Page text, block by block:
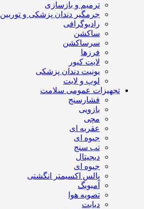
ترمیم و بازسازی
جرمگیر دندان پزشکی و توربین
رادیوگرافی
ساکشن
سرساکشن
فرزها
لایت کیور
یونیت دندان پزشکی
لوپ و لایت
تجهیزات عمومی سلامت
فشارسنج
بازویی
مچی
عقربه ای
جیوه ای
تب سنج
دیجیتال
جیوه ای
پالس اکسیمتر انگشتی
آمبوبگ
تصویه هوا
دیابت